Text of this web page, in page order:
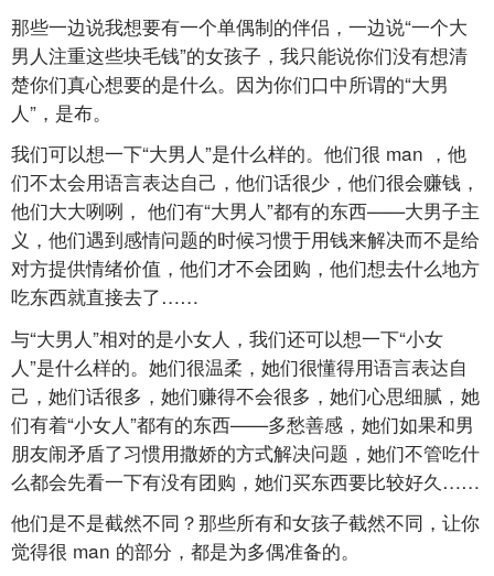
那些一边说我想要有一个单偶制的伴侣，一边说“一个大
男人注重这些块毛钱”的女孩子，我只能说你们没有想清
楚你们真心想要的是什么。因为你们口中所谓的“大男
人”，是布。
我们可以想一下“大男人”是什么样的。他们很 man ，他
们不太会用语言表达自己，他们话很少，他们很会赚钱，
他们大大咧咧， 他们有“大男人”都有的东西——大男子主
义，他们遇到感情问题的时候习惯于用钱来解决而不是给
对方提供情绪价值，他们才不会团购，他们想去什么地方
吃东西就直接去了……
与“大男人”相对的是小女人，我们还可以想一下“小女
人”是什么样的。她们很温柔，她们很懂得用语言表达自
己，她们话很多，她们赚得不会很多，她们心思细腻，她
们有着“小女人”都有的东西——多愁善感，她们如果和男
朋友闹矛盾了习惯用撒娇的方式解决问题，她们不管吃什
么都会先看一下有没有团购，她们买东西要比较好久……
他们是不是截然不同？那些所有和女孩子截然不同，让你
觉得很 man 的部分，都是为多偶准备的。